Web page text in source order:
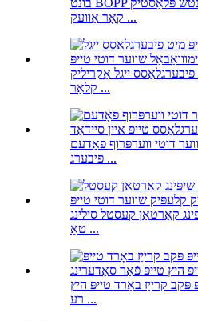
בונט BOPP סטאַטיאָנערי טייפּ 1 אינטש פּלאַסטיק
קאָר אַוועק ...
ייגל אַקריליק
קלאָר ...
דוטי ווערפּרוף פאָדעם
פיבערג ...
קאַרטאַן קעסטל סילינג
טאַ ...
קרייַז באָרד טייפּ היץ
רע ...